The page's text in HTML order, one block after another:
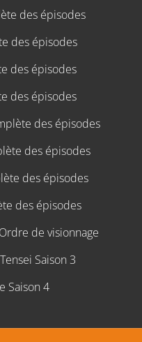
des épisodes
des épisodes
des épisodes
des épisodes
des épisodes
des épisodes
des épisodes
des épisodes
de visionnage
Saison 3
Saison 4